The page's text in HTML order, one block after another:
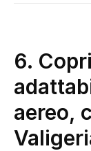
6.
aereo,